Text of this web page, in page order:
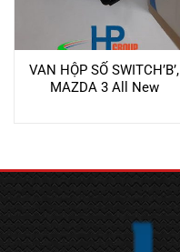
VAN HỘP SỐ SWITCH’B’,
MAZDA 3 All New